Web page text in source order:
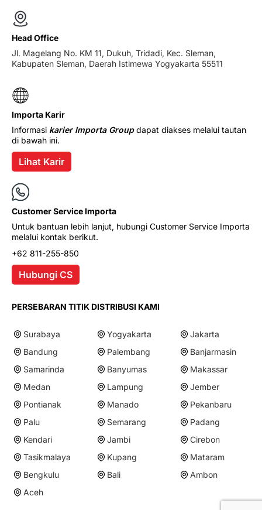
Head Office
Jl. Magelang No. KM 11, Dukuh, Tridadi, Kec. Sleman,
Kabupaten Sleman, Daerah Istimewa Yogyakarta 55511
Importa Karir
Informasi karier Importa Groupdapat diakses melalui tautan
di bawah ini.
Lihat Karir
Customer Service Importa
Untuk bantuan lebih lanjut, hubungi Customer Service Importa
melalui kontak berikut.
+62 811-255-850
Hubungi CS
PERSEBARAN TITIK DISTRIBUSI KAMI
Surabaya Yogyakarta
Jakarta
Bandung
Palembang
Banjarmasin
Samarinda
Banyumas
Makassar
Medan
Lampung
Jember
Pontianak
Manado
Pekanbaru
Palu
Semarang
Padang
Kendari
Jambi
Cirebon
Tasikmalaya
Kupang
Mataram
Bengkulu
Bali
Ambon
Aceh